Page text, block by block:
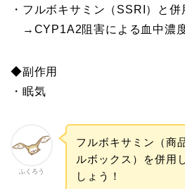
・フルボキサミン（SSRI）と併
→CYP1A2阻害による血中濃
◆副作用
・眠気
ふくろう
フルボキサミン（商
ルボックス）を併用
しょう！